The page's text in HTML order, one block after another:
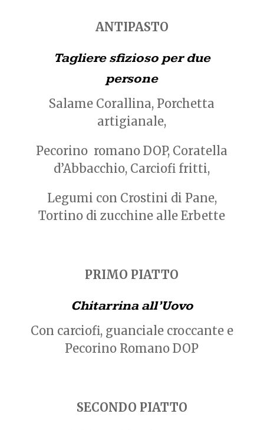
ANTIPASTO
Tagliere sfizioso per due
persone
Salame Corallina, Porchetta
artigianale,
Pecorino romano DOP, Coratella
d’Abbacchio, Carciofi fritti,
Legumi con Crostini di Pane,
Tortino di zucchine alle Erbette
PRIMO PIATTO
Chitarrina all’Uovo
Con carciofi, guanciale croccante e
Pecorino Romano DOP
SECONDO PIATTO